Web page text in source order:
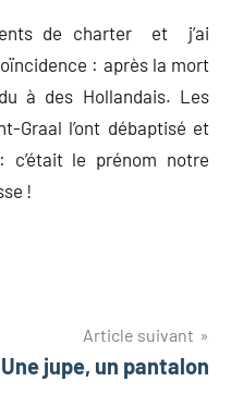
de charter et j’ai
: après la mort
à des Hollandais. Les
Graal l’ont débaptisé et
c’était le prénom notre
!
Article suivant
jupe, un pantalon